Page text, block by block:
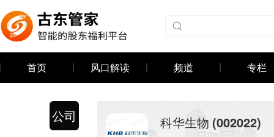
首页 风口解读 频道 专栏
公司 科华生物 (002022)